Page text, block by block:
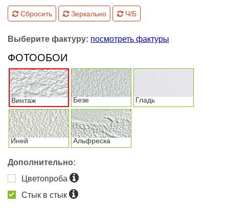
Сбросить Зеркально Ч/Б
Выберите фактуру: посмотреть фактуры
ФОТООБОИ
Винтаж Безе Гладь
Иней Альфреска
Дополнительно:
Цветопроба
Стык в стык